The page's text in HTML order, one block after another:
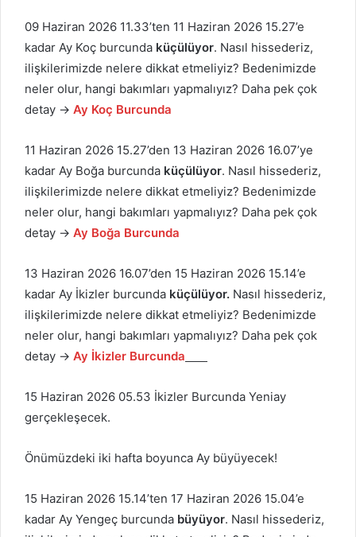
09 Haziran 2026 11.33’ten 11 Haziran 2026 15.27’e
kadar Ay Koç burcunda küçülüyor. Nasıl hissederiz,
ilişkilerimizde nelere dikkat etmeliyiz? Bedenimizde
neler olur, hangi bakımları yapmalıyız? Daha pek çok
detay → Ay Koç Burcunda
11 Haziran 2026 15.27’den 13 Haziran 2026 16.07’ye
kadar Ay Boğa burcunda küçülüyor. Nasıl hissederiz,
ilişkilerimizde nelere dikkat etmeliyiz? Bedenimizde
neler olur, hangi bakımları yapmalıyız? Daha pek çok
detay → Ay Boğa Burcunda
13 Haziran 2026 16.07’den 15 Haziran 2026 15.14’e
kadar Ay İkizler burcunda küçülüyor. Nasıl hissederiz,
ilişkilerimizde nelere dikkat etmeliyiz? Bedenimizde
neler olur, hangi bakımları yapmalıyız? Daha pek çok
detay → Ay İkizler Burcunda
15 Haziran 2026 05.53 İkizler Burcunda Yeniay
gerçekleşecek.
Önümüzdeki iki hafta boyunca Ay büyüyecek!
15 Haziran 2026 15.14’ten 17 Haziran 2026 15.04’e
kadar Ay Yengeç burcunda büyüyor. Nasıl hissederiz,